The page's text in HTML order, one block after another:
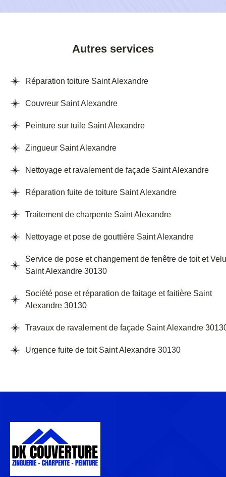
Autres services
Réparation toiture Saint Alexandre
Couvreur Saint Alexandre
Peinture sur tuile Saint Alexandre
Zingueur Saint Alexandre
Nettoyage et ravalement de façade Saint Alexandre
Réparation fuite de toiture Saint Alexandre
Traitement de charpente Saint Alexandre
Nettoyage et pose de gouttière Saint Alexandre
Service de pose et changement de fenêtre de toit et
Saint Alexandre 30130
Société pose et réparation de faitage et faitière Saint
Alexandre 30130
Travaux de ravalement de façade Saint Alexandre
Urgence fuite de toit Saint Alexandre 30130